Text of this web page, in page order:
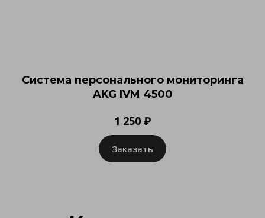
Система персонального мониторинга
AKG IVM 4500
1 250 ₽
Заказать